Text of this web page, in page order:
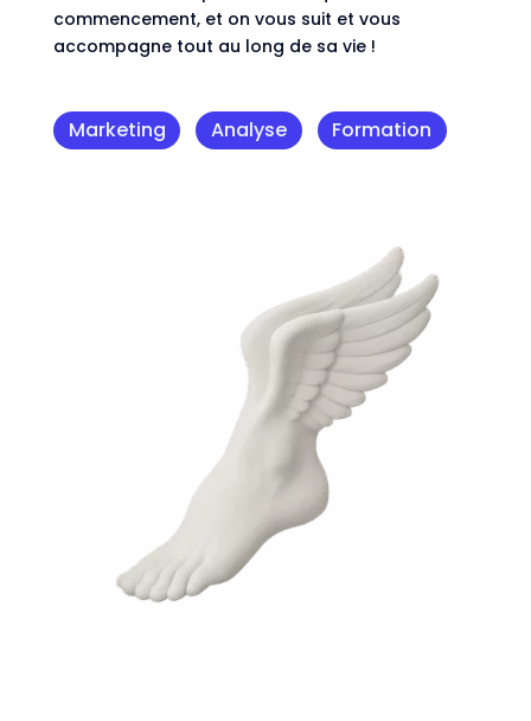
commencement, et on vous suit et vous
accompagne tout au long de sa vie !
Marketing Analyse Formation